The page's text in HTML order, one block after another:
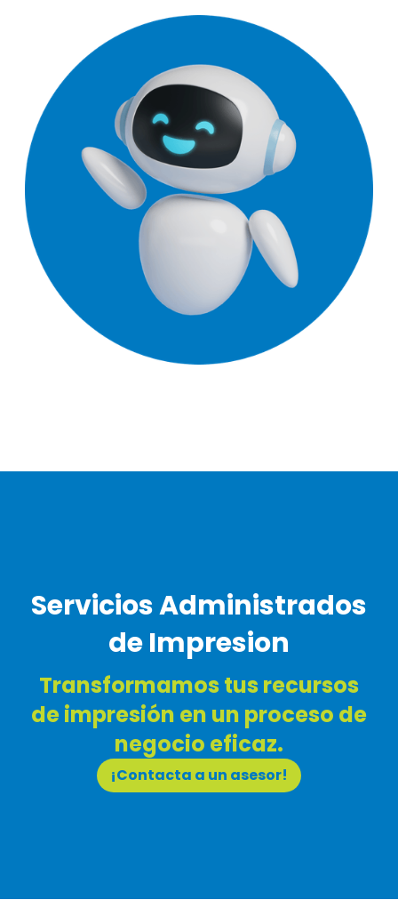
Servicios Administrados
de Impresion
Transformamos tus recursos
de impresión en un proceso de
negocio eficaz.
¡Contacta a un asesor!